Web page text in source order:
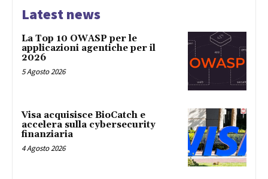
Latest news
La Top 10 OWASP per le
applicazioni agentiche per il
2026
5 Agosto 2026
Visa acquisisce BioCatch e
accelera sulla cybersecurity
finanziaria
4 Agosto 2026